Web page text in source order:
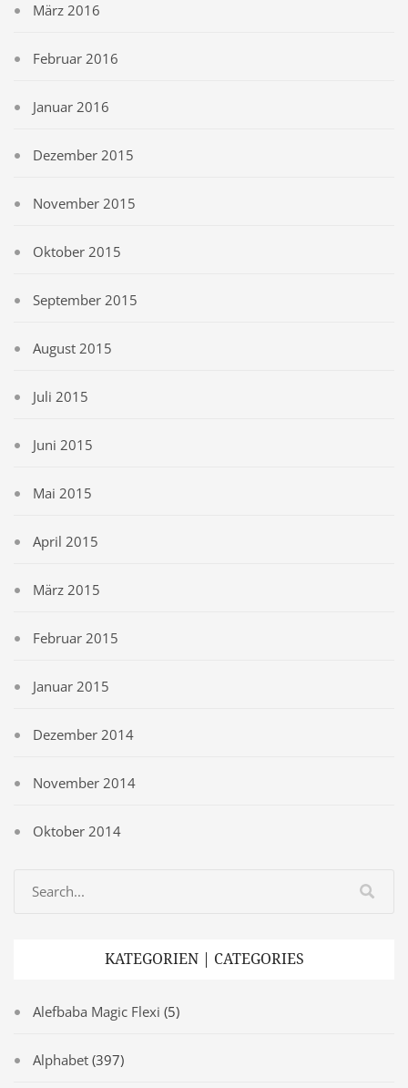
März 2016
Februar 2016
Januar 2016
Dezember 2015
November 2015
Oktober 2015
September 2015
August 2015
Juli 2015
Juni 2015
Mai 2015
April 2015
März 2015
Februar 2015
Januar 2015
Dezember 2014
November 2014
Oktober 2014
KATEGORIEN | CATEGORIES
Alefbaba Magic Flexi (5)
Alphabet (397)